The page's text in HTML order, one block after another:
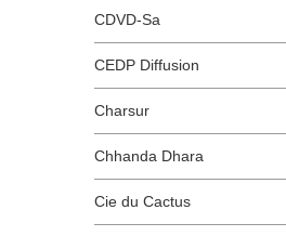
CDVD-Sa
CEDP Diffusion
Charsur
Chhanda Dhara
Cie du Cactus